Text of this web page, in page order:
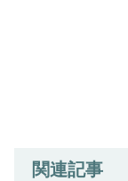
関連記事